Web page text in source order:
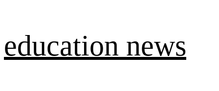
to
content
education news